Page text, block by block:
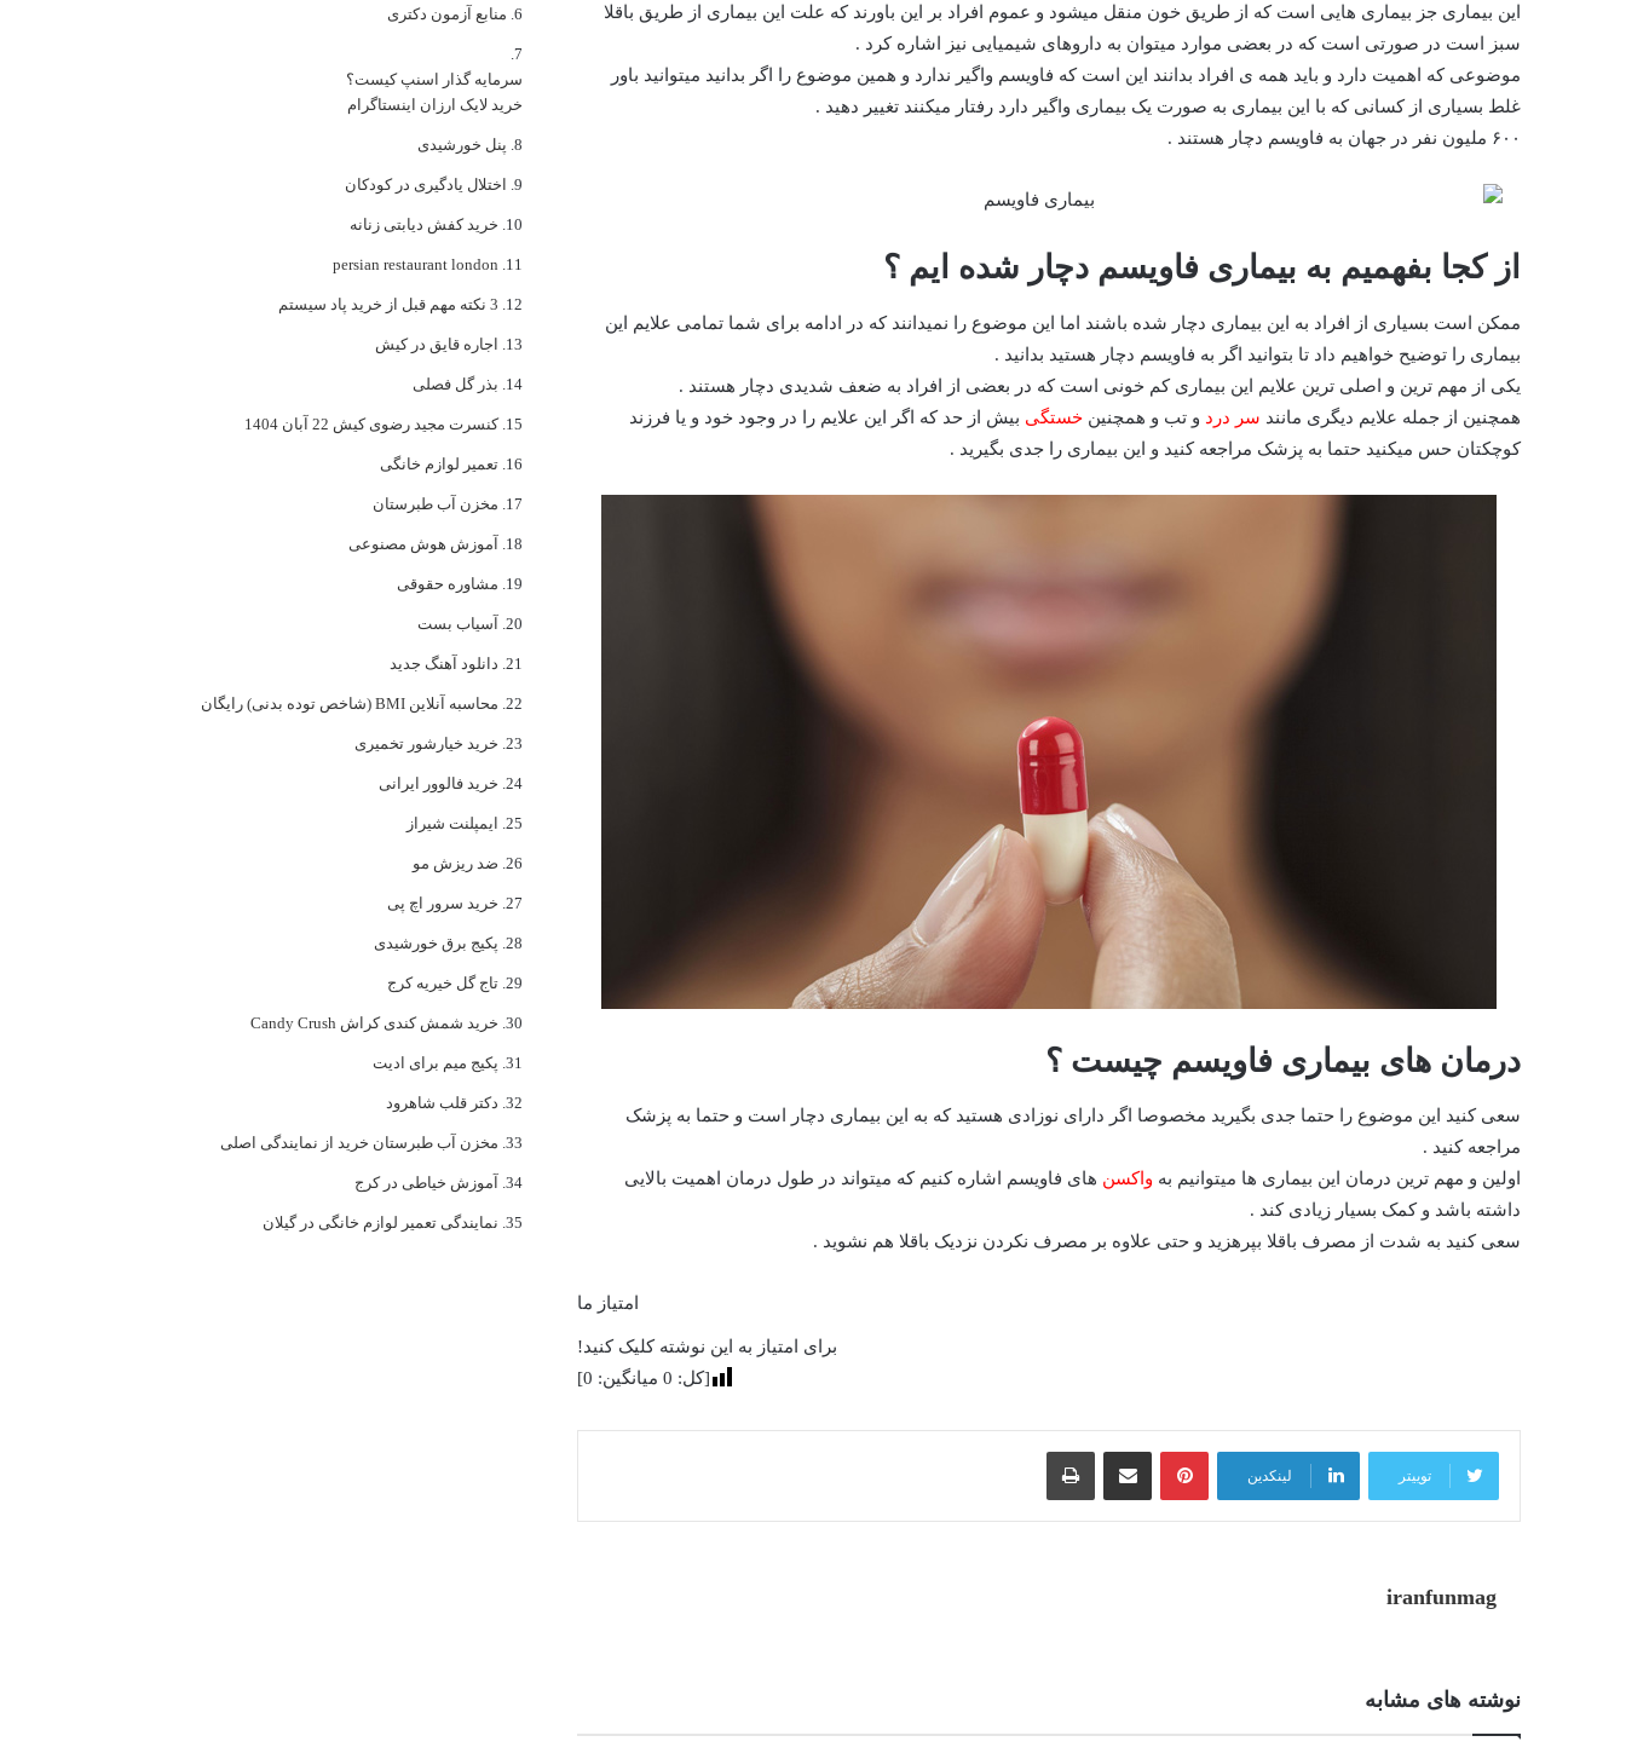
این بیماری جز بیماری هایی است که از طریق خون منقل میشود و عموم افراد بر این باورند که علت این بیماری از طریق باقلا
سبز است در صورتی است که در بعضی موارد میتوان به داروهای شیمیایی نیز اشاره کرد .
موضوعی که اهمیت دارد و باید همه ی افراد بدانند این است که فاویسم واگیر ندارد و همین موضوع را اگر بدانید میتوانید باور
غلط بسیاری از کسانی که با این بیماری به صورت یک بیماری واگیر دارد رفتار میکنند تغییر دهید .
۶۰۰ ملیون نفر در جهان به فاویسم دچار هستند .
از کجا بفهمیم به بیماری فاویسم دچار شده ایم ؟
ممکن است بسیاری از افراد به این بیماری دچار شده باشند اما این موضوع را نمیدانند که در ادامه برای شما تمامی علایم این
بیماری را توضیح خواهیم داد تا بتوانید اگر به فاویسم دچار هستید بدانید .
یکی از مهم ترین و اصلی ترین علایم این بیماری کم خونی است که در بعضی از افراد به ضعف شدیدی دچار هستند .
همچنین از جمله علایم دیگری مانند سر درد و تب و همچنین خستگی بیش از حد که اگر این علایم را در وجود خود و یا فرزند
کوچکتان حس میکنید حتما به پزشک مراجعه کنید و این بیماری را جدی بگیرید .
درمان های بیماری فاویسم چیست ؟
سعی کنید این موضوع را حتما جدی بگیرید مخصوصا اگر دارای نوزادی هستید که به این بیماری دچار است و حتما به پزشک
مراجعه کنید .
اولین و مهم ترین درمان این بیماری ها میتوانیم به واکسن های فاویسم اشاره کنیم که میتواند در طول درمان اهمیت بالایی
داشته باشد و کمک بسیار زیادی کند .
سعی کنید به شدت از مصرف باقلا بپرهزید و حتی علاوه بر مصرف نکردن نزدیک باقلا هم نشوید .
امتیاز ما
برای امتیاز به این نوشته کلیک کنید!
[کل: 0 میانگین: 0
]
توییتر لینکدین
پینترست اشتراک گذاری از طریق ایمیل
iranfunmag
نوشته های مشابه
منابع آزمون دکتری
سرمایه گذار اسنپ کیست؟
خرید لایک ارزان اینستاگرام
پنل خورشیدی
اختلال یادگیری در کودکان
خرید کفش دیابتی زنانه
persian restaurant london
3 نکته مهم قبل از خرید پاد سیستم
اجاره قایق در کیش
بذر گل فصلی
کنسرت مجید رضوی کیش 22 آبان 1404
تعمیر لوازم خانگی
مخزن آب طبرستان
آموزش هوش مصنوعی
مشاوره حقوقی
آسیاب بست
دانلود آهنگ جدید
محاسبه آنلاین BMI (شاخص توده بدنی) رایگان
خرید خیارشور تخمیری
خرید فالوور ایرانی
ایمپلنت شیراز
ضد ریزش مو
خرید سرور اچ پی
پکیج برق خورشیدی
تاج گل خیریه کرج
خرید شمش کندی کراش Candy Crush
پکیج میم برای ادیت
دکتر قلب شاهرود
مخزن آب طبرستان خرید از نمایندگی اصلی
آموزش خیاطی در کرج
نمایندگی تعمیر لوازم خانگی در گیلان